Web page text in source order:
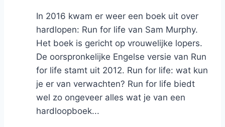
In 2016 kwam er weer een boek uit over
hardlopen: Run for life van Sam Murphy.
Het boek is gericht op vrouwelijke lopers.
De oorspronkelijke Engelse versie van Run
for life stamt uit 2012. Run for life: wat kun
je er van verwachten? Run for life biedt
wel zo ongeveer alles wat je van een
hardloopboek...